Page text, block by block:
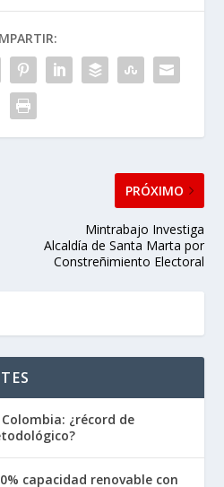
PRÓXIMO
Mintrabajo Investiga
Alcaldía de Santa Marta por
Constreñimiento Electoral
¿récord de
capacidad renovable con